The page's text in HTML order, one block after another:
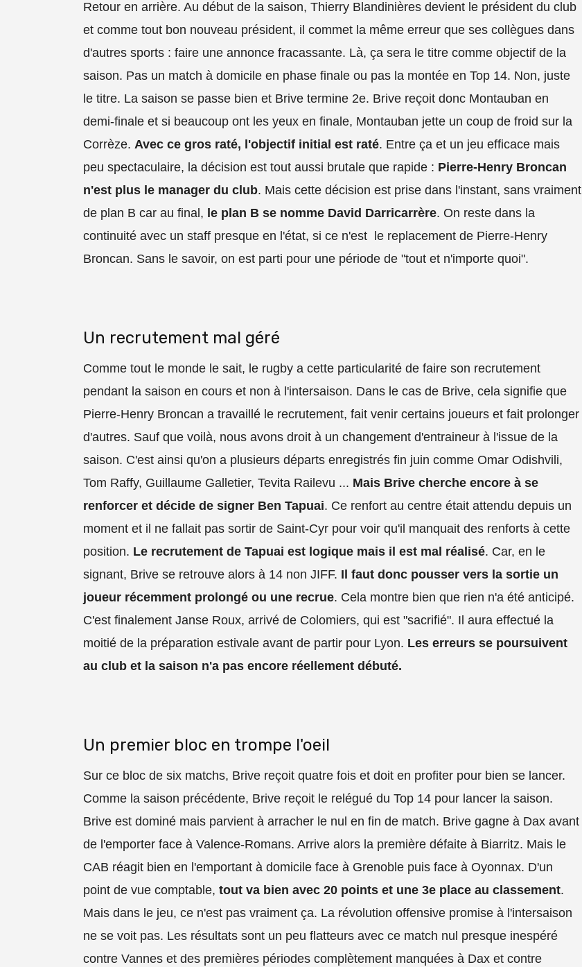
Retour en arrière. Au début de la saison, Thierry Blandinières devient le président du club
et comme tout bon nouveau président, il commet la même erreur que ses collègues dans
d'autres sports : faire une annonce fracassante. Là, ça sera le titre comme objectif de la
saison. Pas un match à domicile en phase finale ou pas la montée en Top 14. Non, juste
le titre. La saison se passe bien et Brive termine 2e. Brive reçoit donc Montauban en
demi-finale et si beaucoup ont les yeux en finale, Montauban jette un coup de froid sur la
Corrèze. Avec ce gros raté, l'objectif initial est raté. Entre ça et un jeu efficace mais
peu spectaculaire, la décision est tout aussi brutale que rapide : Pierre-Henry Broncan
n'est plus le manager du club. Mais cette décision est prise dans l'instant, sans vraiment
de plan B car au final, le plan B se nomme David Darricarrère. On reste dans la
continuité avec un staff presque en l'état, si ce n'est le replacement de Pierre-Henry
Broncan. Sans le savoir, on est parti pour une période de "tout et n'importe quoi".
Un recrutement mal géré
Comme tout le monde le sait, le rugby a cette particularité de faire son recrutement
pendant la saison en cours et non à l'intersaison. Dans le cas de Brive, cela signifie que
Pierre-Henry Broncan a travaillé le recrutement, fait venir certains joueurs et fait prolonger
d'autres. Sauf que voilà, nous avons droit à un changement d'entraineur à l'issue de la
saison. C'est ainsi qu'on a plusieurs départs enregistrés fin juin comme Omar Odishvili,
Tom Raffy, Guillaume Galletier, Tevita Railevu ... Mais Brive cherche encore à se
renforcer et décide de signer Ben Tapuai. Ce renfort au centre était attendu depuis un
moment et il ne fallait pas sortir de Saint-Cyr pour voir qu'il manquait des renforts à cette
position. Le recrutement de Tapuai est logique mais il est mal réalisé. Car, en le
signant, Brive se retrouve alors à 14 non JIFF. Il faut donc pousser vers la sortie un
joueur récemment prolongé ou une recrue. Cela montre bien que rien n'a été anticipé.
C'est finalement Janse Roux, arrivé de Colomiers, qui est "sacrifié". Il aura effectué la
moitié de la préparation estivale avant de partir pour Lyon. Les erreurs se poursuivent
au club et la saison n'a pas encore réellement débuté.
Un premier bloc en trompe l'oeil
Sur ce bloc de six matchs, Brive reçoit quatre fois et doit en profiter pour bien se lancer.
Comme la saison précédente, Brive reçoit le relégué du Top 14 pour lancer la saison.
Brive est dominé mais parvient à arracher le nul en fin de match. Brive gagne à Dax avant
de l'emporter face à Valence-Romans. Arrive alors la première défaite à Biarritz. Mais le
CAB réagit bien en l'emportant à domicile face à Grenoble puis face à Oyonnax. D'un
point de vue comptable, tout va bien avec 20 points et une 3e place au classement.
Mais dans le jeu, ce n'est pas vraiment ça. La révolution offensive promise à l'intersaison
ne se voit pas. Les résultats sont un peu flatteurs avec ce match nul presque inespéré
contre Vannes et des premières périodes complètement manquées à Dax et contre